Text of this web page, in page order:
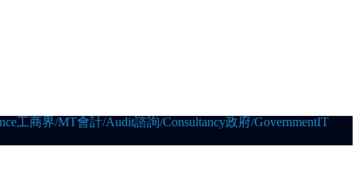
工商界/MT會計/Audit諮詢/Consultancy政府/GovernmentIT